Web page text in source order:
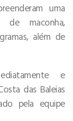
uma
de maconha,
além de
e
das Baleias
pela equipe